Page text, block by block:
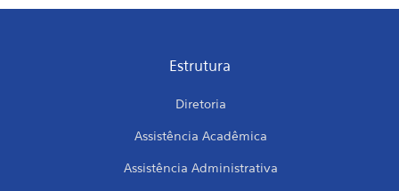
Estrutura
Diretoria
Assistência Acadêmica
Assistência Administrativa